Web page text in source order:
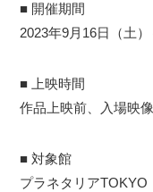
■ 開催期間
2023年9月16日（土）
■ 上映時間
作品上映前、入場映
■ 対象館
プラネタリア